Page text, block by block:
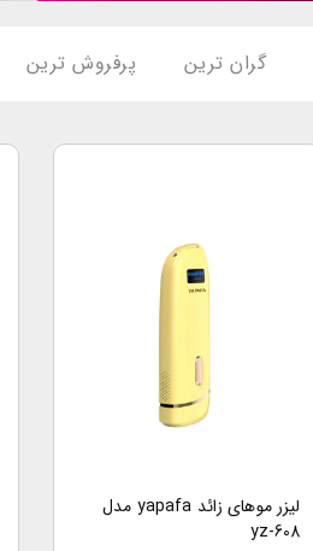
گران ترین پرفروش ترین
لیزر موهای زائد yapafa مدل
yz-608